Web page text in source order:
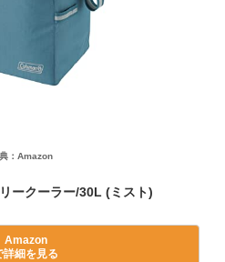
：Amazon
ークーラー/30L (ミスト)
Amazon
詳細を見る